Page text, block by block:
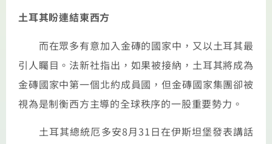
土耳其盼連結東西方
而在眾多有意加入金磚的國家中，又以土耳其最
引人矚目。法新社指出，如果被接納，土耳其將成為
金磚國家中第一個北約成員國，但金磚國家集團卻被
視為是制衡西方主導的全球秩序的一股重要勢力。
土耳其總統厄多安8月31日在伊斯坦堡發表講話